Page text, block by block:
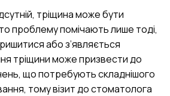
тріщина може бути
проблему помічають лише тоді,
або з’являється
тріщини може призвести до
що потребують складнішого
тому візит до стоматолога